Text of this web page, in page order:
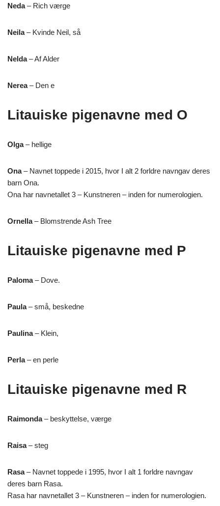
Neda– Rich værge
Neila– Kvinde Neil, så
Nelda– Af Alder
Nerea– Den e
Litauiske pigenavne med O
Olga– hellige
Ona– Navnet toppede i 2015, hvor I alt 2 forldre navngav deres
barn Ona.
Ona har navnetallet 3 – Kunstneren – inden for numerologien.
Ornella– Blomstrende Ash Tree
Litauiske pigenavne med P
Paloma– Dove.
Paula– små, beskedne
Paulina– Klein,
Perla– en perle
Litauiske pigenavne med R
Raimonda– beskyttelse, værge
Raisa– steg
Rasa– Navnet toppede i 1995, hvor I alt 1 forldre navngav
deres barn Rasa.
Rasa har navnetallet 3 – Kunstneren – inden for numerologien.